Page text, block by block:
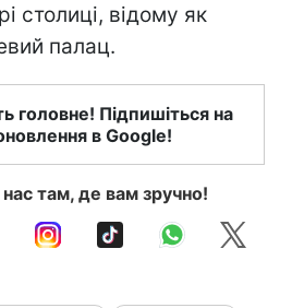
столиці, відому як
палац.
головне! Підпишіться на
в Google!
там, де вам зручно!